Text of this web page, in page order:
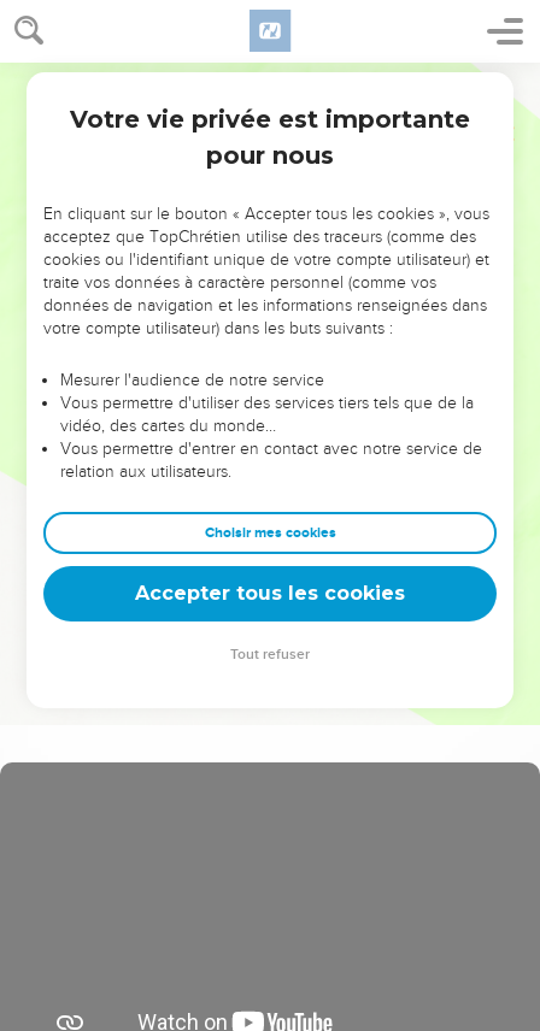
NE MANQUEZ PAS L’ÉVÉNEMENT
DE L’ANNÉE !
ET SI LEURS ERREURS POUVAIENT VOUS ÉVITER LES
VOTRES ?
leur foi ou leur vision. Mais on voit moins les doutes, les erreurs
et les saisons difficiles qu'ils ont traversés, alors même que ce
sont elles qui les ont façonnés.
Dans cette conférence, leaders, entrepreneurs, et responsables
clés pour avancer avec plus de sagesse afin que leurs erreurs
deviennent vos tremplins. Que vous guidiez un ministère, une
équipe, un groupe ou une famille, leur expérience est faite
Votre vie privée est importante
pour nous
En cliquant sur le bouton « Accepter tous les cookies », vous
acceptez que TopChrétien utilise des traceurs (comme des
cookies ou l'identifiant unique de votre compte utilisateur) et
traite vos données à caractère personnel (comme vos
données de navigation et les informations renseignées dans
votre compte utilisateur) dans les buts suivants :
Mesurer l'audience de notre service
Vous permettre d'utiliser des services tiers tels que de la
vidéo, des cartes du monde…
Vous permettre d'entrer en contact avec notre service de
relation aux utilisateurs.
Choisir mes cookies
Accepter tous les cookies
Tout refuser